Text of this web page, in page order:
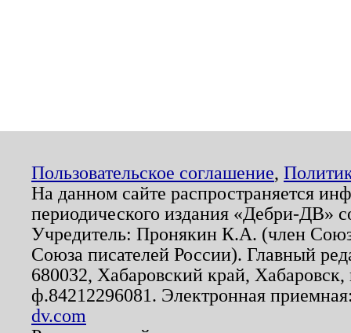
Пользовательское соглашение,
На данном сайте распространяется
периодического издания «Дебри-ДВ»
Учредитель: Пронякин К.А. (член
Союза писателей России). Главный
680032, Хабаровский край,
ф.84212296081. Электронная
dv.com